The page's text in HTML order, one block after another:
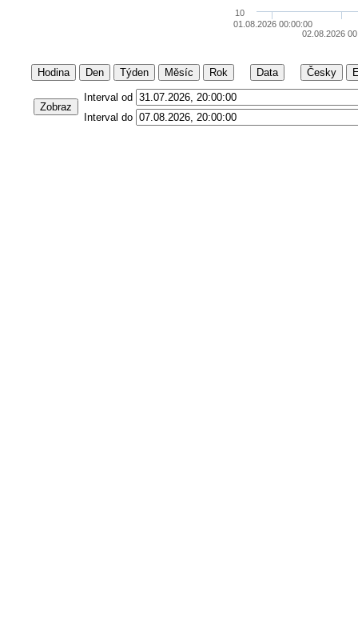
01.08.2026 00:00:00
02.08.2026
10
Hodina Den Týden Měsíc Rok Data Česky
Zobraz
Interval od
Interval do